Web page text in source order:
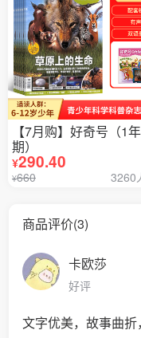
【7月购】好奇号（1
期）
¥290.40
¥660 3260
商品评价(3)
卡欧莎
好评
文字优美，故事曲